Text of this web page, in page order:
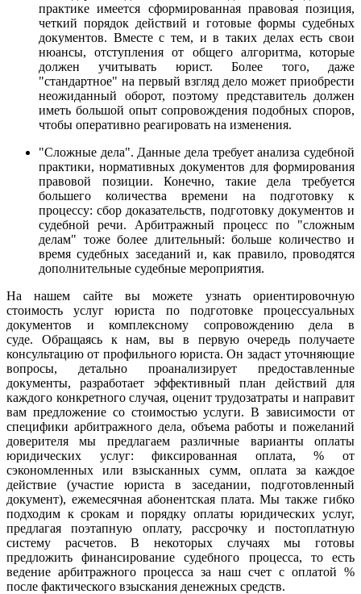
практике имеется сформированная правовая позиция,
четкий порядок действий и готовые формы судебных
документов. Вместе с тем, и в таких делах есть свои
нюансы, отступления от общего алгоритма, которые
должен учитывать юрист. Более того, даже
"стандартное" на первый взгляд дело может приобрести
неожиданный оборот, поэтому представитель должен
иметь большой опыт сопровождения подобных споров,
чтобы оперативно реагировать на изменения.
"Сложные дела". Данные дела требует анализа судебной
практики, нормативных документов для формирования
правовой позиции. Конечно, такие дела требуется
большего количества времени на подготовку к
процессу: сбор доказательств, подготовку документов и
судебной речи. Арбитражный процесс по "сложным
делам" тоже более длительный: больше количество и
время судебных заседаний и, как правило, проводятся
дополнительные судебные мероприятия.
На нашем сайте вы можете узнать ориентировочную
стоимость услуг юриста по подготовке процессуальных
документов и комплексному сопровождению дела в
суде. Обращаясь к нам, вы в первую очередь получаете
консультацию от профильного юриста. Он задаст уточняющие
вопросы, детально проанализирует предоставленные
документы, разработает эффективный план действий для
каждого конкретного случая, оценит трудозатраты и направит
вам предложение со стоимостью услуги. В зависимости от
специфики арбитражного дела, объема работы и пожеланий
доверителя мы предлагаем различные варианты оплаты
юридических услуг: фиксированная оплата, % от
сэкономленных или взысканных сумм, оплата за каждое
действие (участие юриста в заседании, подготовленный
документ), ежемесячная абонентская плата. Мы также гибко
подходим к срокам и порядку оплаты юридических услуг,
предлагая поэтапную оплату, рассрочку и постоплатную
систему расчетов. В некоторых случаях мы готовы
предложить финансирование судебного процесса, то есть
ведение арбитражного процесса за наш счет с оплатой %
после фактического взыскания денежных средств.